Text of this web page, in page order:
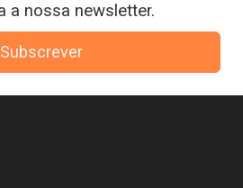
a nossa newsletter.
Subscrever